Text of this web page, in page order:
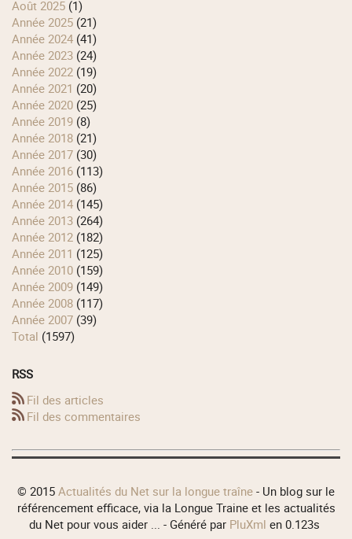
août 2025 (1)
année 2025 (21)
année 2024 (41)
année 2023 (24)
année 2022 (19)
année 2021 (20)
année 2020 (25)
année 2019 (8)
année 2018 (21)
année 2017 (30)
année 2016 (113)
année 2015 (86)
année 2014 (145)
année 2013 (264)
année 2012 (182)
année 2011 (125)
année 2010 (159)
année 2009 (149)
année 2008 (117)
année 2007 (39)
total (1597)
RSS
Fil des articles
Fil des commentaires
© 2015 Actualités du Net sur la longue traîne - Un blog sur le
référencement efficace, via la Longue Traine et les actualités
du Net pour vous aider ... - Généré par PluXml en 0.123s